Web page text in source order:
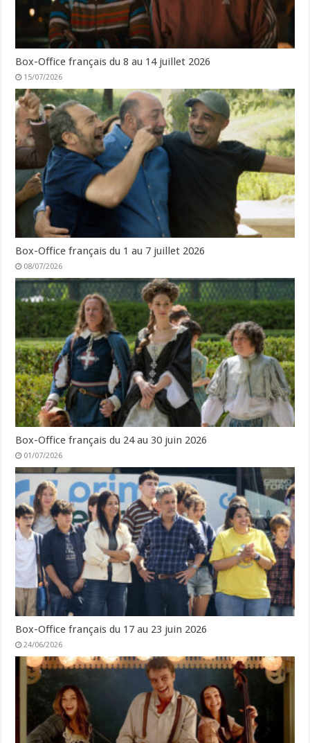
Box-Office français du 8 au 14 juillet 2026
15/07/2026
Box-Office français du 1 au 7 juillet 2026
08/07/2026
Box-Office français du 24 au 30 juin 2026
01/07/2026
Box-Office français du 17 au 23 juin 2026
24/06/2026